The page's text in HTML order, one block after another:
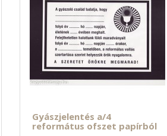
Gyászjelentés a/4
református ofszet papírból